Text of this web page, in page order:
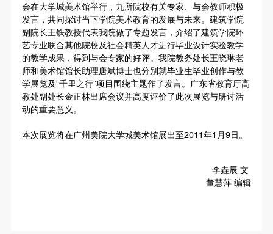
会在大学城美术馆举行，九所院校有关专家、与会教师积极
发言，共同探讨当下学院美术教育的发展与未来。建筑学院
副院长王铁教授代表我院做了专题发言，介绍了建筑学院环
艺专业联合其他院校及社会精英人才进行毕业设计实验教学
的教学成果，得到与会专家的好评。我院教务处长王晓琳老
师和美术馆馆长助理唐斌博士也分别就毕业生毕业创作与教
学展览及“千里之行”项目围绕主题作了发言。广东省教育厅高
教处副处长金正林出席会议并高度评价了此次展览与研讨活
动的重要意义。
本次展览将在广州美院大学城美术馆展出至2011年1 月9日。
李垚辰 文
董慧萍 编辑
套设备、设施造成个人受伤、伤害他人及造成相应工
具、材料、设备或设施的故障或损坏。参与活动者应
当承当相应的全部责任，并主动赔偿相应的经济损
失。活动中任何非事故当事人及美术馆将不承担人身
事故的任何责任。
中央美术学院美术馆肖像权许可使用协议
根据《中华人民共和国广告法》、《中华人民共和国
民法通则》以及 最高人民法院关于贯彻执行 《中华
有关规定，为明确肖像许可方（甲方）和使用方（乙
方）的权利义务关系，经双方友好协商，甲乙双方就
套设备、设施造成个人受伤、伤害他人及造成相应工
具、材料、设备或设施的故障或损坏。参与活动者应
当承当相应的全部责任，并主动赔偿相应的经济损
失。活动中任何非事故当事人及美术馆将不承担人身
事故的任何责任。
中央美术学院美术馆肖像权许可使用协议
根据《中华人民共和国广告法》、《中华人民共和国
民法通则》以及 最高人民法院关于贯彻执行 《中华
有关规定，为明确肖像许可方（甲方）和使用方（乙
方）的权利义务关系，经双方友好协商，甲乙双方就
套设备、设施造成个人受伤、伤害他人及造成相应工
具、材料、设备或设施的故障或损坏。参与活动者应
当承当相应的全部责任，并主动赔偿相应的经济损
失。活动中任何非事故当事人及美术馆将不承担人身
事故的任何责任。
中央美术学院美术馆肖像权许可使用协议
根据《中华人民共和国广告法》、《中华人民共和国
民法通则》以及 最高人民法院关于贯彻执行 《中华
有关规定，为明确肖像许可方（甲方）和使用方（乙
方）的权利义务关系，经双方友好协商，甲乙双方就